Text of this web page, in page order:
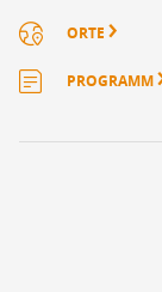
ORTE
PROGRAMM